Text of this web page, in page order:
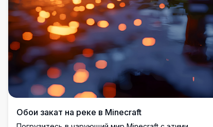
Обои закат на реке в Minecraft